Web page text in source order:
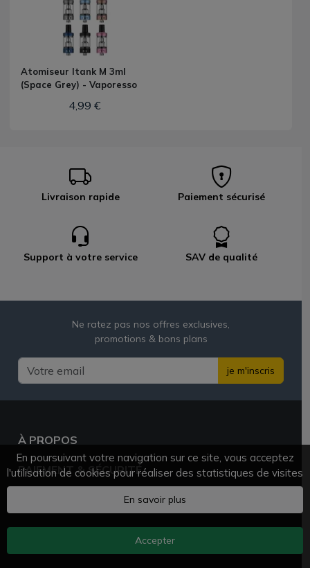
Atomiseur Itank M 3ml
(Space Grey) - Vaporesso
4,99 €
Livraison rapide Paiement sécurisé
Support à votre service SAV de qualité
Ne ratez pas nos offres exclusives,
promotions & bons plans
je m'inscris
À PROPOS
PAIEMENT & SÉCURITÉ
© 2025 - 2026 Tous droits réservés
En poursuivant votre navigation sur ce site, vous acceptez
l'utilisation de cookies pour réaliser des statistiques de visites
En savoir plus
Accepter